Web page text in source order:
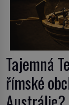
Tajemná
římské